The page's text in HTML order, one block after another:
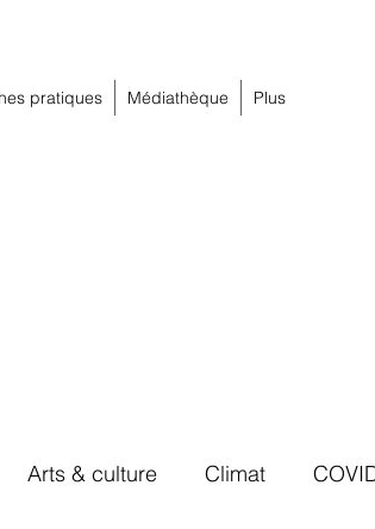
pratiques Médiathèque Plus
Arts & culture Climat